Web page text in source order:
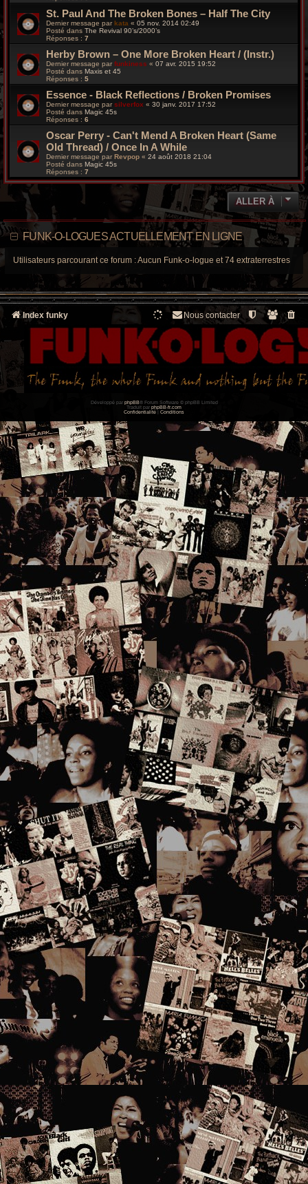
St. Paul And The Broken Bones – Half The City
Dernier message parkata « 05 nov. 2014 02:49
Posté dans The Revival 90’s/2000’s
Réponses : 7
Herby Brown ‎– One More Broken Heart / (Instr.)
Dernier message par funkiness « 07 avr. 2015 19:52
Posté dans Maxis et 45
Réponses : 5
Essence - Black Reflections / Broken Promises
Dernier message parsilverfox « 30 janv. 2017 17:52
Posté dans Magic 45s
Réponses : 6
Oscar Perry - Can't Mend A Broken Heart (Same
Old Thread) / Once In A While
Dernier message par Revpop « 24 août 2018 21:04
Posté dans Magic 45s
Réponses : 7
ALLER À
FUNK-O-LOGUES ACTUELLEMENT EN LIGNE
Utilisateurs parcourant ce forum : Aucun Funk-o-logue et 74 extraterrestres
Index funky Nous contacter
Développé par phpBB® Forum Software © phpBB Limited
Traduit par phpBB-fr.com
Confidentialité
Conditions